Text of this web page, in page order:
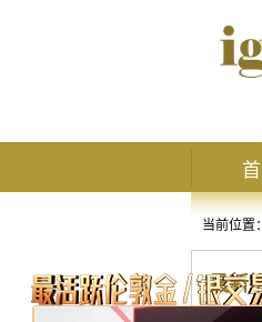
当前位置
最新